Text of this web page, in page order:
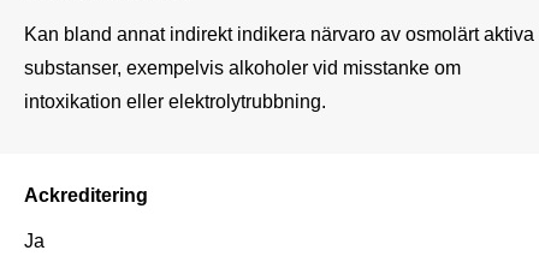
Kan bland annat indirekt indikera närvaro av osmolärt aktiva
substanser, exempelvis alkoholer vid misstanke om
intoxikation eller elektrolytrubbning.
Ackreditering
Ja